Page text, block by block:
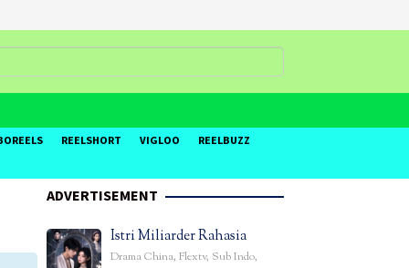
REELSHORT VIGLOO REELBUZZ
ADVERTISEMENT
Istri Miliarder Rahasia
Drama China, Flextv, Sub Indo,